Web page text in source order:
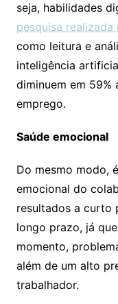
seja, habilidades
pesquisa realizada
como leitura e
inteligência
diminuem em 59%
emprego.
Saúde emocional
Do mesmo modo,
emocional do
resultados a curto
longo prazo, já
momento,
além de um alto
trabalhador.